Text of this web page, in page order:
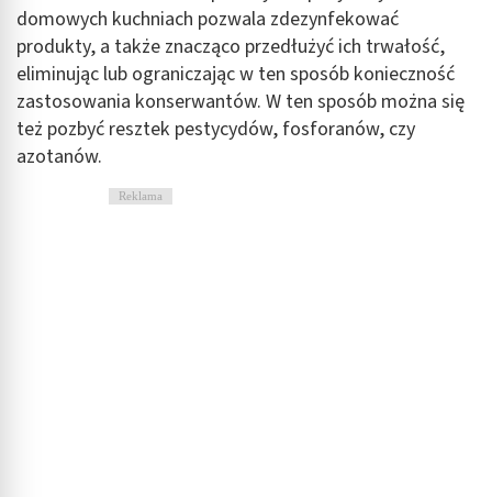
domowych kuchniach pozwala zdezynfekować
produkty, a także znacząco przedłużyć ich trwałość,
eliminując lub ograniczając w ten sposób konieczność
zastosowania konserwantów. W ten sposób można się
też pozbyć resztek pestycydów, fosforanów, czy
azotanów.
Reklama